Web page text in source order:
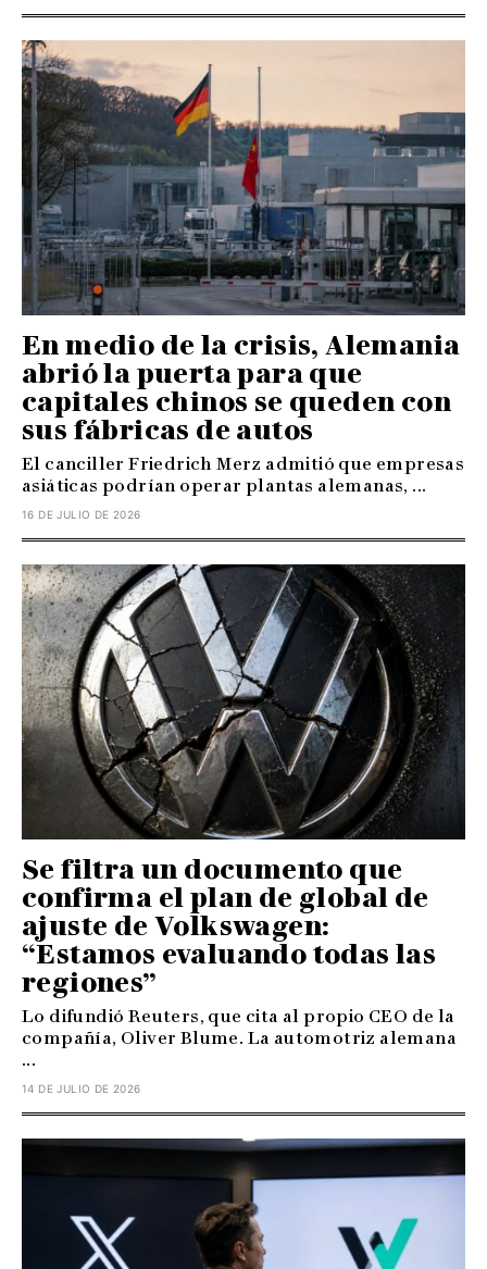
En medio de la crisis, Alemania
abrió la puerta para que
capitales chinos se queden con
sus fábricas de autos
El canciller Friedrich Merz admitió que empresas
asiáticas podrían operar plantas alemanas, ...
16 DE JULIO DE 2026
Se filtra un documento que
confirma el plan de global de
ajuste de Volkswagen:
“Estamos evaluando todas las
regiones”
Lo difundió Reuters, que cita al propio CEO de la
compañía, Oliver Blume. La automotriz alemana
...
14 DE JULIO DE 2026